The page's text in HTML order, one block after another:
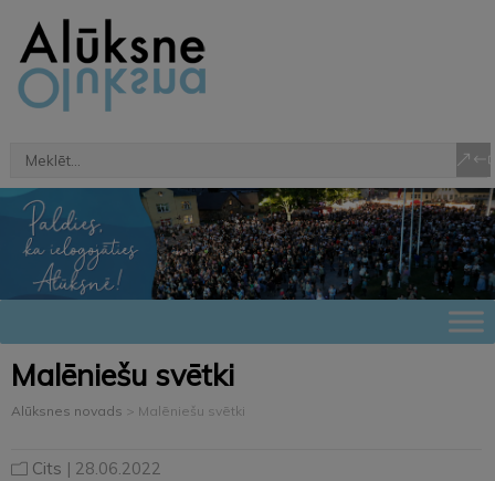
Malēniešu svētki
Alūksnes novads > Malēniešu svētki
Cits | 28.06.2022